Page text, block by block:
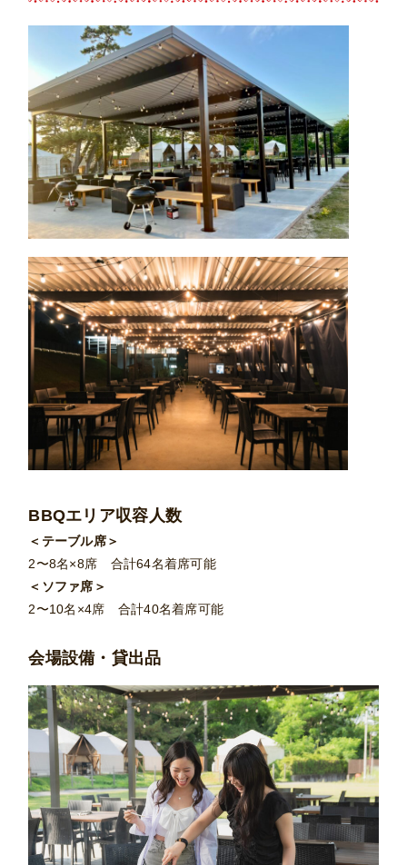
BBQエリア収容人数
＜テーブル席＞
2〜8名×8席 合計64名着席可能
＜ソファ席＞
2〜10名×4席 合計40名着席可能
会場設備・貸出品